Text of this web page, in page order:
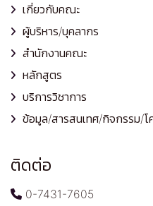
เกี่ยวกับคณะ
ผู้บริหาร/บุคลากร
สำนักงานคณะ
หลักสูตร
บริการวิชาการ
ข้อมูล/สารสนเทศ/กิจกรรม/โ
ติดต่อ
0-7431-7605